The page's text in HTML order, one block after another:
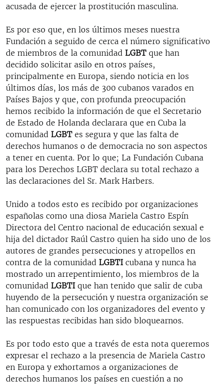
acusada de ejercer la prostitución masculina.
Es por eso que, en los últimos meses nuestra
Fundación a seguido de cerca el número significativo
de miembros de la comunidad LGBTque han
decidido solicitar asilo en otros países,
principalmente en Europa, siendo noticia en los
últimos días, los más de 300 cubanos varados en
Países Bajos y que, con profunda preocupación
hemos recibido la información de que el Secretario
de Estado de Holanda declarara que en Cuba la
comunidad LGBTes segura y que las falta de
derechos humanos o de democracia no son aspectos
a tener en cuenta. Por lo que; La Fundación Cubana
para los Derechos LGBT declara su total rechazo a
las declaraciones del Sr. Mark Harbers.
Unido a todos esto es recibido por organizaciones
españolas como una diosa Mariela Castro Espín
Directora del Centro nacional de educación sexual e
hija del dictador Raúl Castro quien ha sido uno de los
autores de grandes persecuciones y atropellos en
contra de la comunidad LGBTI cubana y nunca ha
mostrado un arrepentimiento, los miembros de la
comunidad LGBTI que han tenido que salir de cuba
huyendo de la persecución y nuestra organización se
han comunicado con los organizadores del evento y
las respuestas recibidas han sido bloquearnos.
Es por todo esto que a través de esta nota queremos
expresar el rechazo a la presencia de Mariela Castro
en Europa y exhortamos a organizaciones de
derechos humanos los países en cuestión a no